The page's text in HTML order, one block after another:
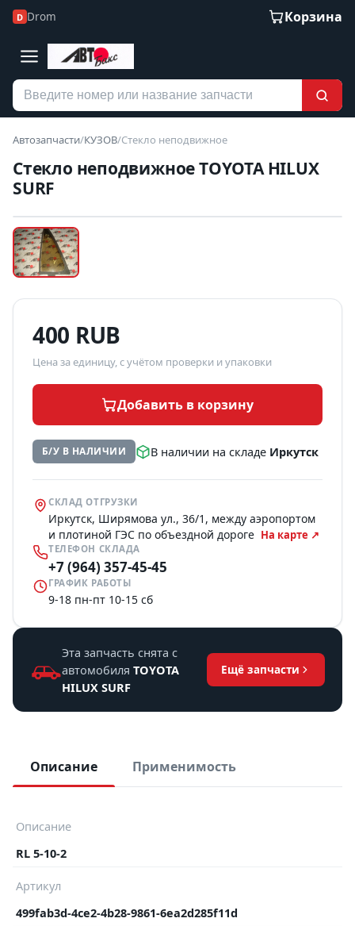
D Drom Корзина
Автозапчасти/КУЗОВ/Стекло неподвижное
Стекло неподвижное TOYOTA HILUX
SURF
Б/У В НАЛИЧИИ
400 RUB
Цена за единицу, с учётом проверки и упаковки
Добавить в корзину
Б/У В НАЛИЧИИ В наличии на складе Иркутск
СКЛАД ОТГРУЗКИ
Иркутск, Ширямова ул., 36/1, между аэропортом
и плотиной ГЭС по объездной дороге На карте ↗
ТЕЛЕФОН СКЛАДА
+7 (964) 357-45-45
ГРАФИК РАБОТЫ
9-18 пн-пт 10-15 сб
Эта запчасть снята с
автомобиля TOYOTA
HILUX SURF
Ещё запчасти
Описание Применимость
Описание
RL 5-10-2
Артикул
499fab3d-4ce2-4b28-9861-6ea2d285f11d